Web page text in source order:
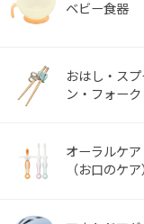
ベビー食器
おはし・スプ
ン・フォーク
オーラルケア
（お口のケア